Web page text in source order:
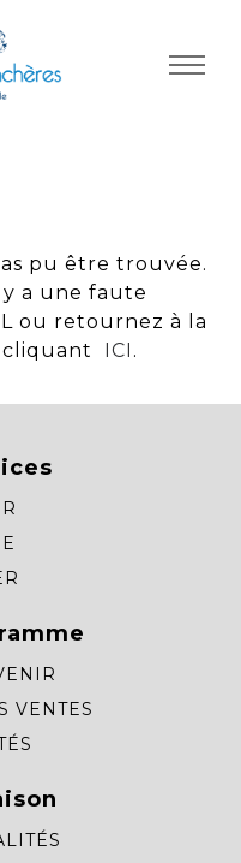
pu être trouvée.
a une faute
ou retournez à la
ICI .
VENTES